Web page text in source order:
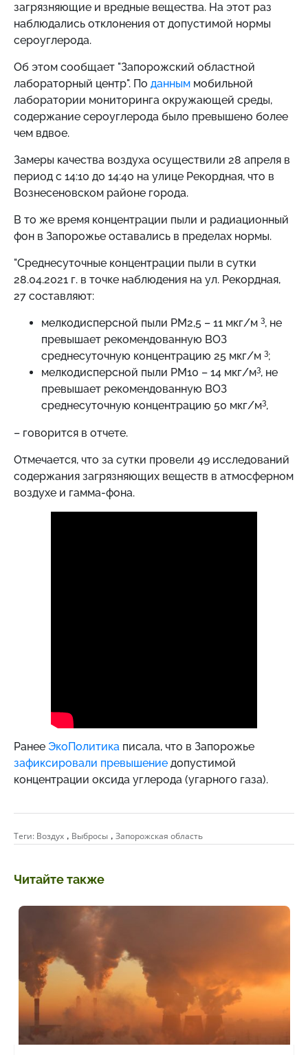
загрязняющие и вредные вещества. На этот раз
наблюдались отклонения от допустимой нормы
сероуглерода.
Об этом сообщает "Запорожский областной
лабораторный центр". По данным мобильной
лаборатории мониторинга окружающей среды,
содержание сероуглерода было превышено более
чем вдвое.
Замеры качества воздуха осуществили 28 апреля в
период с 14:10 до 14:40 на улице Рекордная, что в
Вознесеновском районе города.
В то же время концентрации пыли и радиационный
фон в Запорожье оставались в пределах нормы.
"Среднесуточные концентрации пыли в сутки
28.04.2021 г. в точке наблюдения на ул. Рекордная,
27 составляют:
мелкодисперсной пыли PM2,5 – 11 мкг/м 3, не
превышает рекомендованную ВОЗ
среднесуточную концентрацию 25 мкг/м 3;
мелкодисперсной пыли РМ10 – 14 мкг/м3, не
превышает рекомендованную ВОЗ
среднесуточную концентрацию 50 мкг/м3,
– говорится в отчете.
Отмечается, что за сутки провели 49 исследований
содержания загрязняющих веществ в атмосферном
воздухе и гамма-фона.
Ранее ЭкоПолитика писала, что в Запорожье
зафиксировали превышение допустимой
концентрации оксида углерода (угарного газа).
Теги: Воздух , Выбросы , Запорожская область
Читайте также